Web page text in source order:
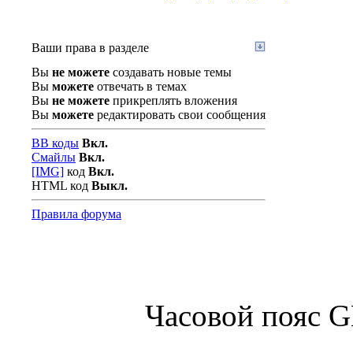
Ваши права в разделе
Вы не можете создавать новые темы
Вы можете отвечать в темах
Вы не можете прикреплять вложения
Вы можете редактировать свои сообщения
BB коды Вкл.
Смайлы Вкл.
[IMG] код Вкл.
HTML код Выкл.
Правила форума
Часовой пояс